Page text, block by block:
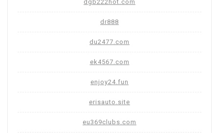
dgb222hot.com
dr888
du2477.com
ek4567.com
enjoy24.fun
erisauto.site
eu369clubs.com